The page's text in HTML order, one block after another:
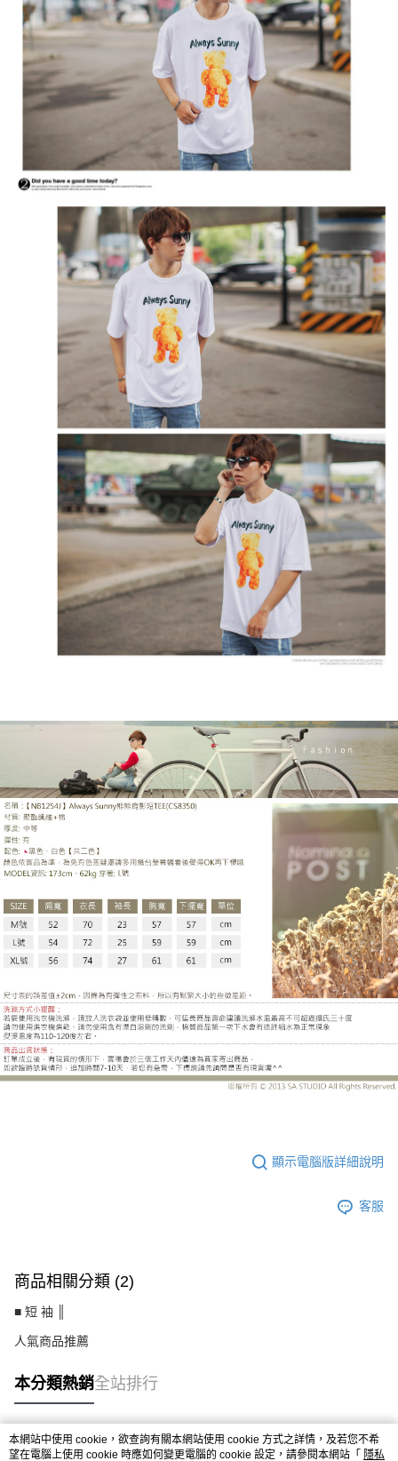
顯示電腦版詳細說明
客服
商品相關分類 (2)
■ 短 袖 ║
人氣商品推薦
本分類熱銷全站排行
熱門標籤
本網站中使用 cookie，欲查詢有關本網站使用 cookie 方式之詳情，及若您不希
望在電腦上使用 cookie 時應如何變更電腦的 cookie 設定，請參閱本網站「 隱私